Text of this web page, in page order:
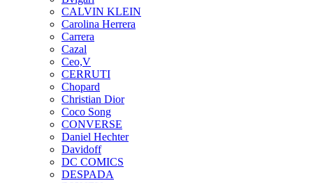
CALVIN KLEIN
Carolina Herrera
Carrera
Cazal
Ceo,V
CERRUTI
Chopard
Christian Dior
Coco Song
CONVERSE
Daniel Hechter
Davidoff
DC COMICS
DESPADA